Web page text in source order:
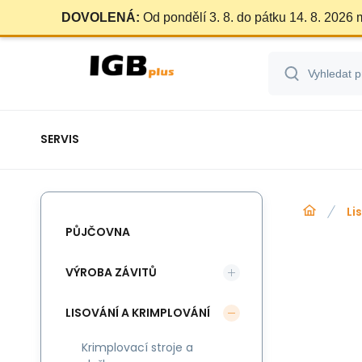
DOVOLENÁ: Od pondělí 3. 8. do pátku 14. 8. 2026
SERVIS
PŮJČOVNA
VÝROBA ZÁVITŮ
LISOVÁNÍ A KRIMPLOVÁNÍ
Krimplovací stroje a